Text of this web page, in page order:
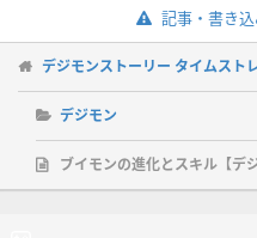
記事・書き
デジモンストーリー タイムスト
デジモン
ブイモンの進化とスキル【デ